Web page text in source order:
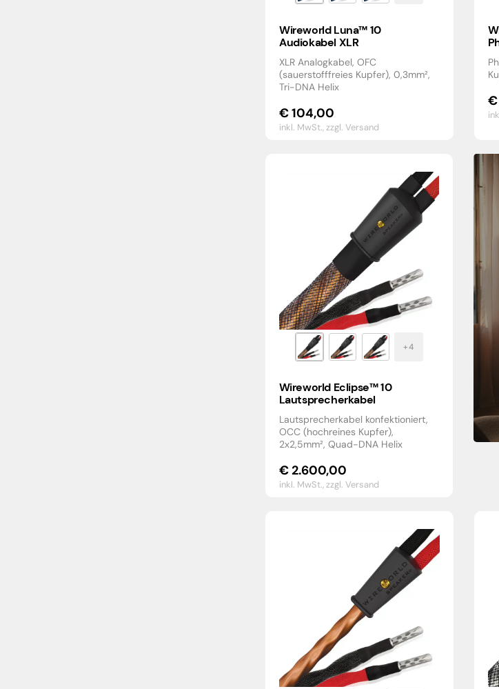
Wireworld Luna™ 10
Audiokabel XLR
XLR Analogkabel, OFC
(sauerstofffreies Kupfer), 0,3mm²,
Tri-DNA Helix
€104,00
inkl. MwSt.,zzgl. Versand
€
Wireworld Eclipse™ 10
Lautsprecherkabel
Lautsprecherkabel konfektioniert,
OCC (hochreines Kupfer),
2x2,5mm², Quad-DNA Helix
€2.600,00
inkl. MwSt.,zzgl. Versand